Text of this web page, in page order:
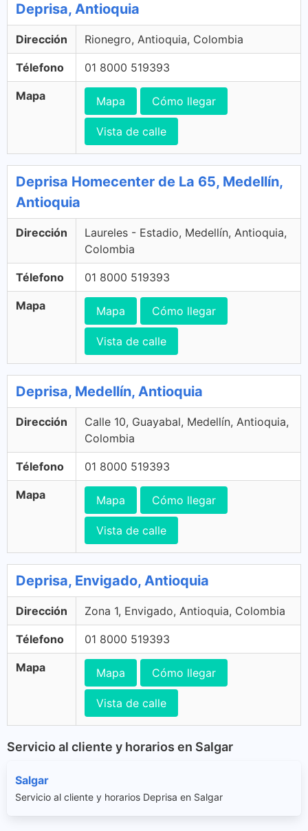
Deprisa, Antioquia
Dirección Rionegro, Antioquia, Colombia
Télefono 01 8000 519393
Mapa Mapa Cómo llegar
Vista de calle
Deprisa Homecenter de La 65, Medellín,
Antioquia
Dirección
Laureles - Estadio, Medellín, Antioquia,
Colombia
Télefono 01 8000 519393
Mapa Mapa Cómo llegar
Vista de calle
Deprisa, Medellín, Antioquia
Dirección
Calle 10, Guayabal, Medellín, Antioquia,
Colombia
Télefono 01 8000 519393
Mapa Mapa Cómo llegar
Vista de calle
Deprisa, Envigado, Antioquia
Dirección Zona 1, Envigado, Antioquia, Colombia
Télefono 01 8000 519393
Mapa Mapa Cómo llegar
Vista de calle
Servicio al cliente y horarios en Salgar
Salgar
Servicio al cliente y horarios Deprisa en Salgar